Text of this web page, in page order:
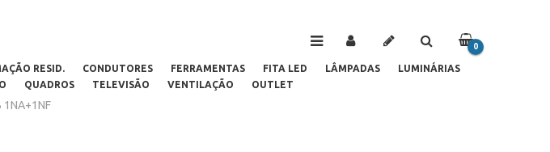
0
RESID. CONDUTORES FERRAMENTAS FITA LED LÂMPADAS
LUMINÁRIAS
QUADROS TELEVISÃO VENTILAÇÃO OUTLET
1NA+1NF